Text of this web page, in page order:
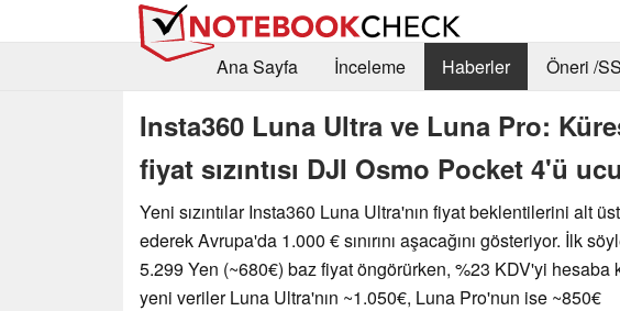
Ana Sayfa
İnceleme Haberler Öneri /
Insta360 Luna Ultra ve Luna Pro:
fiyat sızıntısı DJI Osmo Pocket 4'ü
Yeni sızıntılar Insta360 Luna Ultra'nın fiyat beklentilerini alt üst
ederek Avrupa'da 1.000 € sınırını aşacağını gösteriyor. İlk
5.299 Yen (~680€) baz fiyat öngörürken, %23 KDV'yi hesaba
yeni veriler Luna Ultra'nın ~1.050€, Luna Pro'nun ise ~850€